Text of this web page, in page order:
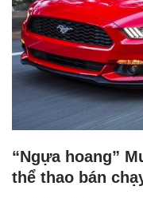
“Ngựa hoang”
thể thao bán